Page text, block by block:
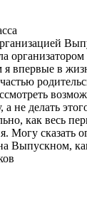
я впервые в
а не делать
как весь
Могу сказать
Выпускном,